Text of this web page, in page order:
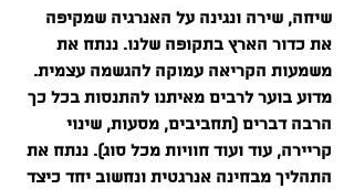
שיחה, שירה ונגינה על האנרגיה שמקיפה
את כדור הארץ בתקופה שלנו. ננתח את
משמעות הקריאה עמוקה להגשמה עצמית.
מדוע בוער לרבים מאיתנו להתנסות בכל כך
הרבה דברים (תחביבים, מסעות, שינוי
קריירה, עוד ועוד חוויות מכל סוג). ננתח את
התהליך מבחינה אנרגטית ונחשוב יחד כיצד